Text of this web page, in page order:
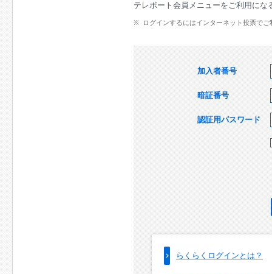
テレボート会員メニューをご利用にな
ログインするにはインターネット投票で
加入者番号
暗証番号
認証用パスワード
らくらくログインとは？